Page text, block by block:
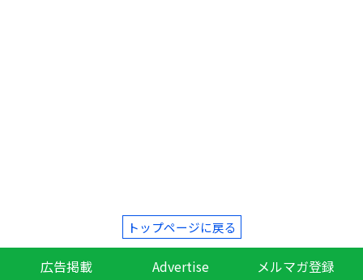
トップページに戻る
広告掲載 Advertise メルマガ登録